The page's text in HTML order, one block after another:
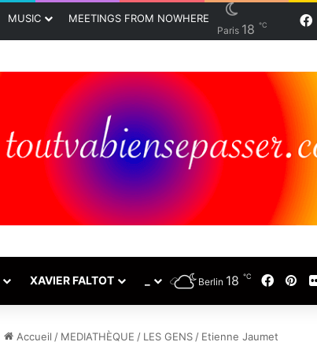
MUSIC MEETINGS FROM NOWHERE
Paris 18 ℃
XAVIER FALTOT Berlin 18 ℃
Accueil / MEDIATHÈQUE / LES GENS / Etienne Jaumet